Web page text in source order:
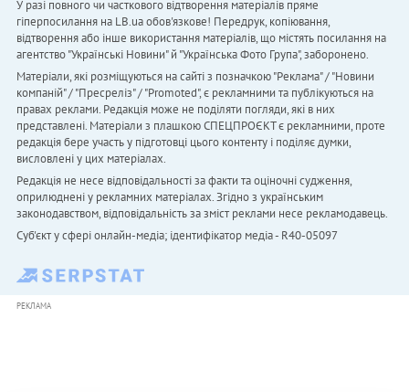
У разі повного чи часткового відтворення матеріалів пряме
гіперпосилання на LB.ua обов'язкове! Передрук, копіювання,
відтворення або інше використання матеріалів, що містять посилання на
агентство "Українськi Новини" й "Українська Фото Група", заборонено.
Матеріали, які розміщуються на сайті з позначкою "Реклама" / "Новини
компаній" / "Пресреліз" / "Promoted", є рекламними та публікуються на
правах реклами. Редакція може не поділяти погляди, які в них
представлені. Матеріали з плашкою СПЕЦПРОЄКТ є рекламними, проте
редакція бере участь у підготовці цього контенту і поділяє думки,
висловлені у цих матеріалах.
Редакція не несе відповідальності за факти та оціночні судження,
оприлюднені у рекламних матеріалах. Згідно з українським
законодавством, відповідальність за зміст реклами несе рекламодавець.
Cуб'єкт у сфері онлайн-медіа; ідентифікатор медіа - R40-05097
РЕКЛАМА